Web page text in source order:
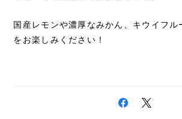
国産レモンや濃厚なみかん、キウイフル
をお楽しみください！